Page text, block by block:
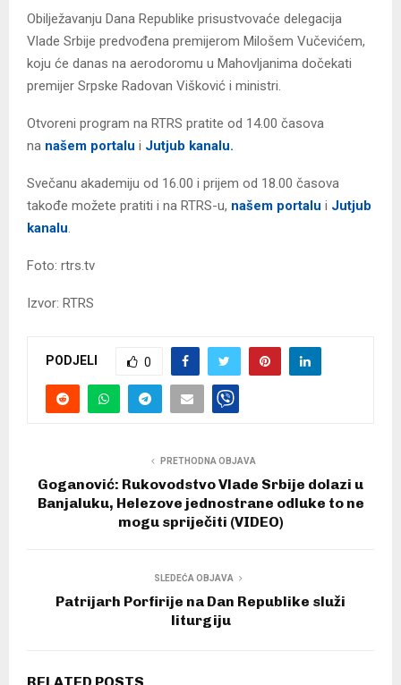
Obilježavanju Dana Republike prisustvovaće delegacija
Vlade Srbije predvođena premijerom Milošem Vučevićem,
koju će danas na aerodoromu u Mahovljanima dočekati
premijer Srpske Radovan Višković i ministri.
Otvoreni program na RTRS pratite od 14.00 časova
na našem portalu i Јutjub kanalu.
Svečanu akademiju od 16.00 i prijem od 18.00 časova
takođe možete pratiti i na RTRS-u, našem portalu i Јutjub
kanalu.
Foto: rtrs.tv
Izvor: RTRS
PODJELI 0
PRETHODNA OBJAVA
Goganović: Rukovodstvo Vlade Srbije dolazi u
Banjaluku, Helezove jednostrane odluke to ne
mogu spriječiti (VIDEO)
SLEDEĆA OBJAVA
Patrijarh Porfirije na Dan Republike služi
liturgiju